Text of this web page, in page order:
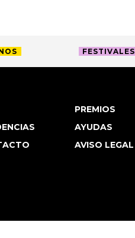
FESTIVALES
PREMIOS
AYUDAS
AVISO LEGAL